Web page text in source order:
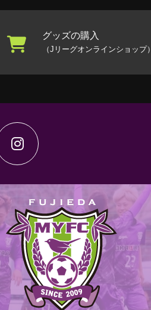
グッズの購入
（Jリーグオンラインショップ）